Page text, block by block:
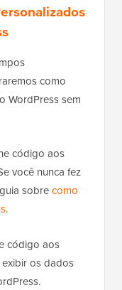
como
WordPress sem
código aos
você nunca fez
sobrecomo
.
código aos
os dados